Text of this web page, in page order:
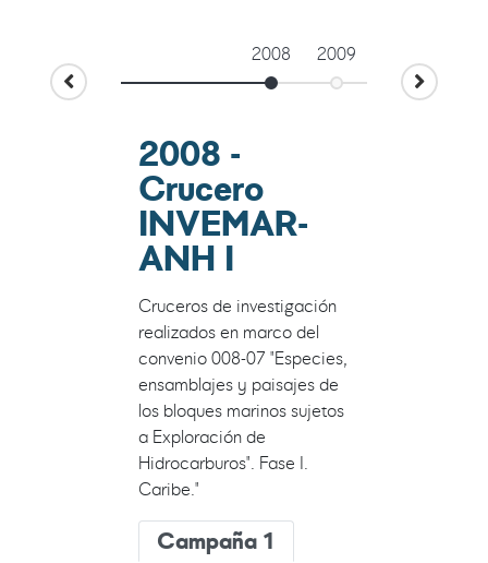
2008 2009
2008 -
Crucero
INVEMAR-
ANH I
Cruceros de investigación
realizados en marco del
convenio 008-07 "Especies,
ensamblajes y paisajes de
los bloques marinos sujetos
a Exploración de
Hidrocarburos". Fase I.
Caribe."
Campaña 1